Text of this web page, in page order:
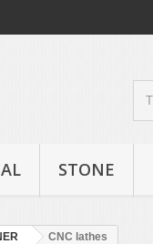
STONE
CNC lathes